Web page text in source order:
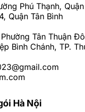
Phú Thạnh,
Quận Tân Bình
Tân Thuận
Bình Chánh, TP.
Hà Nội